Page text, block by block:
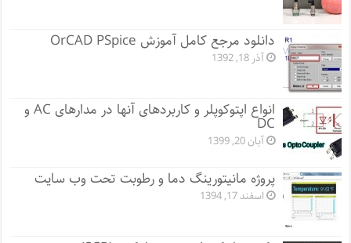
دانلود مرجع کامل آموزش OrCAD PSpice
آذر 18, 1392
انواع اپتوکوپلر و کاربردهای آنها در مدارهای AC و
DC
آبان 20, 1399
پروژه مانيتورينگ دما و رطوبت تحت وب سایت
اسفند 17, 1394